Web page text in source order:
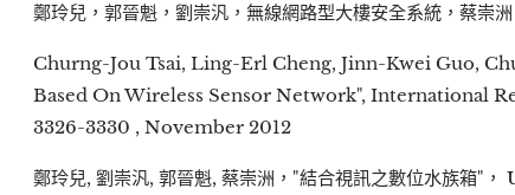
鄭玲兒，郭晉魁，劉崇汎，無線網路型大樓安全系統，蔡
Churng-Jou Tsai, Ling-Erl Cheng, Jinn-Kwei Guo,
Based On Wireless Sensor Network", International
3326-3330 , November 2012
鄭玲兒, 劉崇汎, 郭晉魁, 蔡崇洲，"結合視訊之數位水族箱"